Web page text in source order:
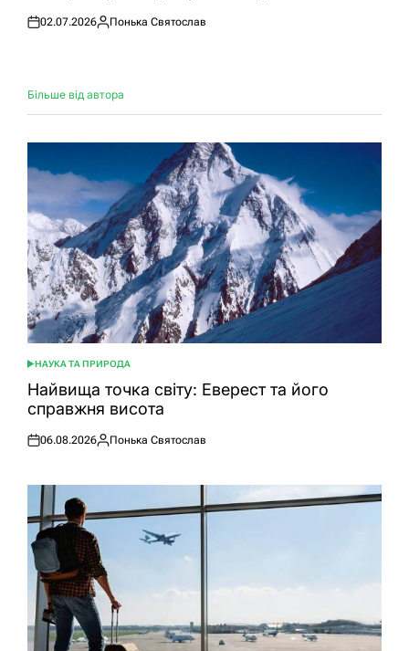
Оприлюднено
02.07.2026
Опубліковано
Понька Святослав
Більше від автора
ОПУБЛІКУВАТИ
У
НАУКА ТА ПРИРОДА
Найвища точка світу: Еверест та його
справжня висота
Оприлюднено
06.08.2026
Опубліковано
Понька Святослав